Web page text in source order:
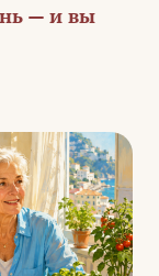
— и вы